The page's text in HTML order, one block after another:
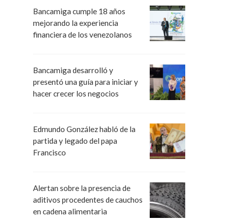
Bancamiga cumple 18 años
mejorando la experiencia
financiera de los venezolanos
Bancamiga desarrolló y
presentó una guía para iniciar y
hacer crecer los negocios
Edmundo González habló de la
partida y legado del papa
Francisco
Alertan sobre la presencia de
aditivos procedentes de cauchos
en cadena alimentaria